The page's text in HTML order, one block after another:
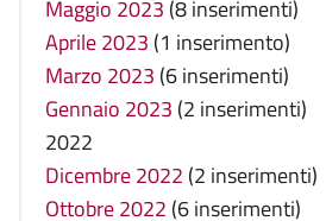
Maggio 2023 (8 inserimenti)
Aprile 2023 (1 inserimento)
Marzo 2023 (6 inserimenti)
Gennaio 2023 (2 inserimenti)
2022
Dicembre 2022 (2 inserimenti)
Ottobre 2022 (6 inserimenti)